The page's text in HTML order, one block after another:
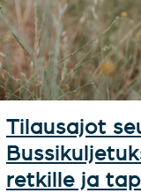
Tilausajot
retkille ja